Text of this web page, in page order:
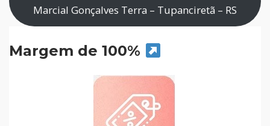
Marcial Gonçalves Terra – Tupanciretã – RS
Margem de 100%